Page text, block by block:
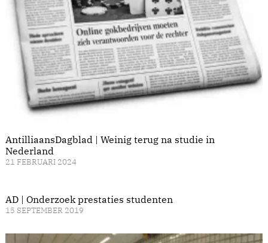
AntilliaansDagblad | Weinig terug na studie in
Nederland
21 FEBRUARI 2024
AD | Onderzoek prestaties studenten
15 SEPTEMBER 2019